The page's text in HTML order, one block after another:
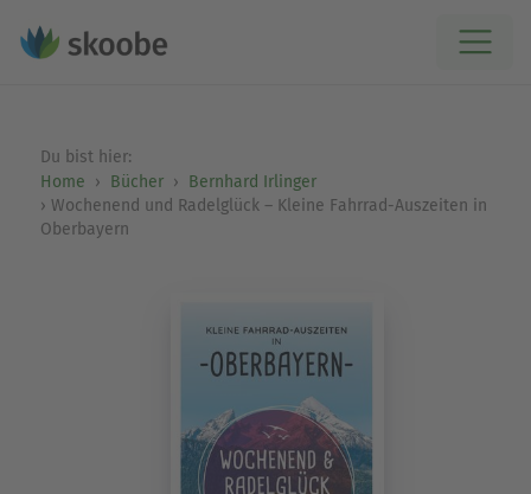
Du bist hier:
Home
Bücher
Bernhard Irlinger
Wochenend und Radelglück – Kleine Fahrrad-Auszeiten in
Oberbayern